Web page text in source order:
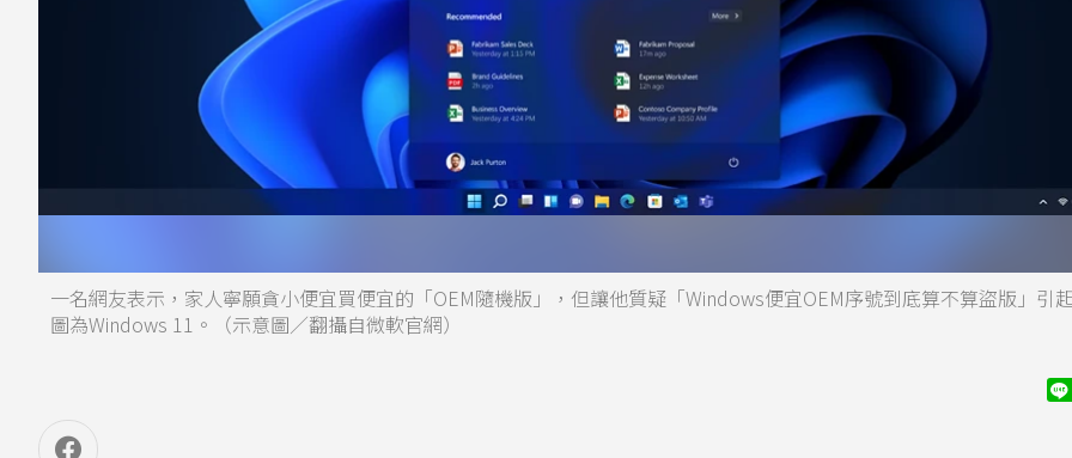
一名網友表示，家人寧願貪小便宜買便宜的「OEM隨機版」，但讓他質疑「Windows便宜OEM序號到底算不算盜版」引
圖為Windows 11。（示意圖／翻攝自微軟官網）